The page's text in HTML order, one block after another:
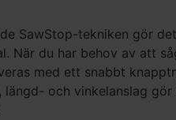
SawStop-tekniken gör
När du har behov av att
med ett snabbt
och vinkelanslag gör